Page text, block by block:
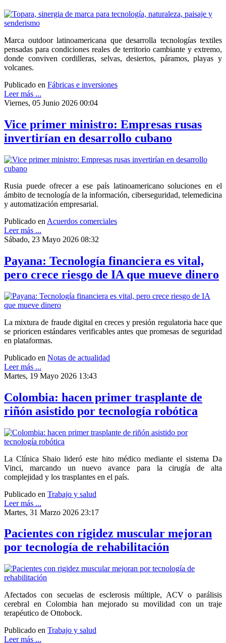
Marca outdoor latinoamericana que desarrolla tecnologías textiles
pensadas para condiciones reales de territorio cambiante y extremo,
donde conviven cordilleras, selvas, desiertos, páramos, playas y
volcanes.
Publicado en Fábricas e inversiones
Leer más ...
Viernes, 05 Junio 2026 00:04
Vice primer ministro: Empresas rusas
invertirían en desarrollo cubano
Rusia puede ofrecer a ese país latinoamericano soluciones en el
ámbito de tecnología de la información, ciberseguridad, telemedicina
y automatización empresarial.
Publicado en Acuerdos comerciales
Leer más ...
Sábado, 23 Mayo 2026 08:32
Payana: Tecnología financiera es vital,
pero crece riesgo de IA que mueve dinero
La mixtura de fraude digital en creces y presión regulatoria hace que
se prioricen estándares verificables antes que promesas de seguridad
en plataformas.
Publicado en Notas de actualidad
Leer más ...
Martes, 19 Mayo 2026 13:43
Colombia: hacen primer trasplante de
riñón asistido por tecnología robótica
La Clínica Shaio lideró este hito médico mediante el sistema Da
Vinci, marcando un nuevo avance para la cirugía de alta
complejidad y los trasplantes en el país.
Publicado en Trabajo y salud
Leer más ...
Martes, 31 Marzo 2026 23:17
Pacientes con rigidez muscular mejoran
por tecnología de rehabilitación
Afectados con secuelas de esclerosis múltiple, ACV o parálisis
cerebral en Colombia han mejorado su movilidad con un traje
terapéutico de Ottobock.
Publicado en Trabajo y salud
Leer más ...